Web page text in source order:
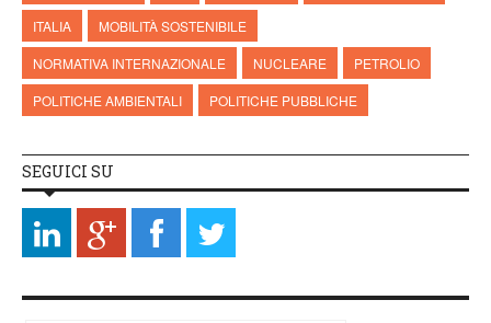
ITALIA
MOBILITÀ SOSTENIBILE
NORMATIVA INTERNAZIONALE
NUCLEARE
PETROLIO
POLITICHE AMBIENTALI
POLITICHE PUBBLICHE
SEGUICI SU